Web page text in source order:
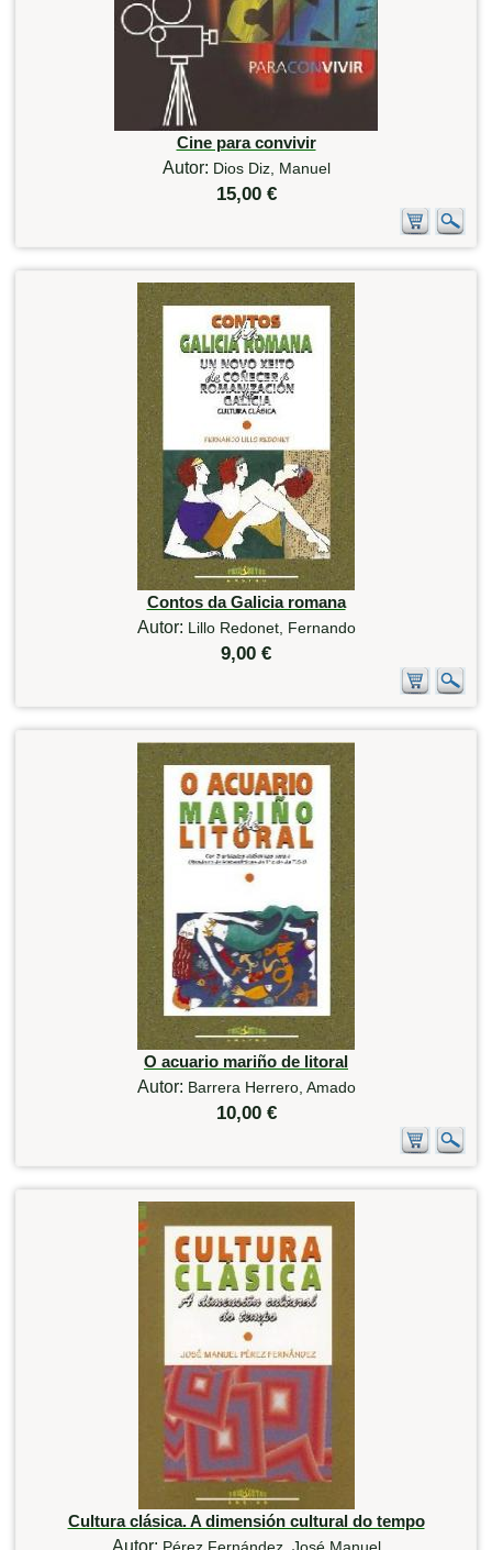
Cine para convivir
Autor: Dios Diz, Manuel
15,00 €
Contos da Galicia romana
Autor: Lillo Redonet, Fernando
9,00 €
O acuario mariño de litoral
Autor: Barrera Herrero, Amado
10,00 €
Cultura clásica. A dimensión cultural do tempo
Autor: Pérez Fernández, José Manuel